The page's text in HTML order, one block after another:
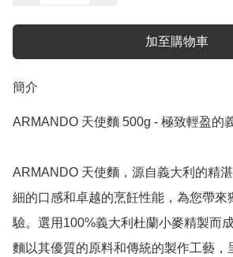
加至購物車
簡介
ARMANDO 天使麵 500g - 極致輕盈的
ARMANDO 天使麵，源自義大利的精
細的口感和卓越的烹飪性能，為您帶來
驗。選用100%義大利杜蘭小麥精製而
麵以其優質的原料和傳統的製作工藝，